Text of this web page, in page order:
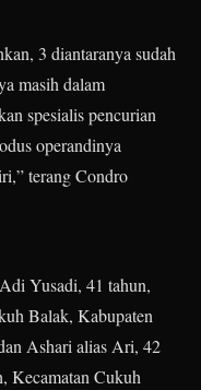
3 diantaranya sudah
masih dalam
spesialis pencurian
operandinya
terang Condro
Yusadi, 41 tahun,
Balak, Kabupaten
Ashari alias Ari, 42
Kecamatan Cukuh